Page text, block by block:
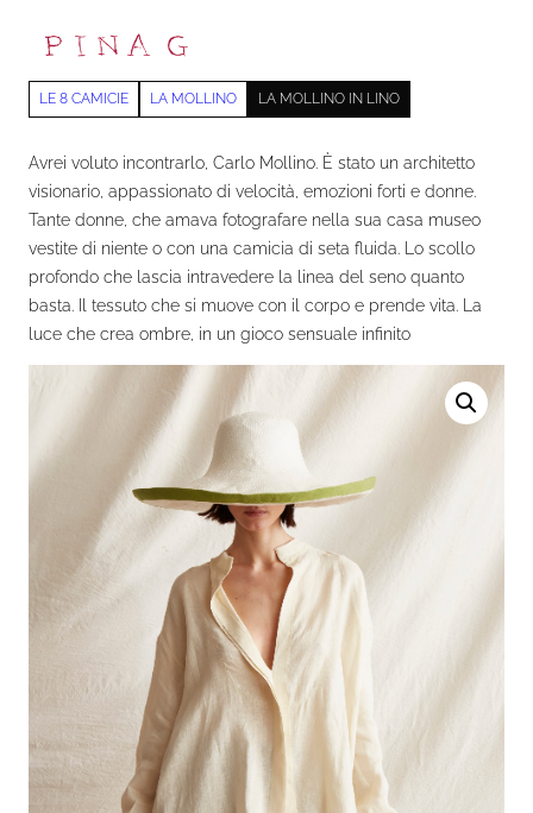
LE 8 CAMICIE LA MOLLINO LA MOLLINO IN LINO
Avrei voluto incontrarlo, Carlo Mollino. È stato un architetto
visionario, appassionato di velocità, emozioni forti e donne.
Tante donne, che amava fotografare nella sua casa museo
vestite di niente o con una camicia di seta fluida. Lo scollo
profondo che lascia intravedere la linea del seno quanto
basta. Il tessuto che si muove con il corpo e prende vita. La
luce che crea ombre, in un gioco sensuale infinito